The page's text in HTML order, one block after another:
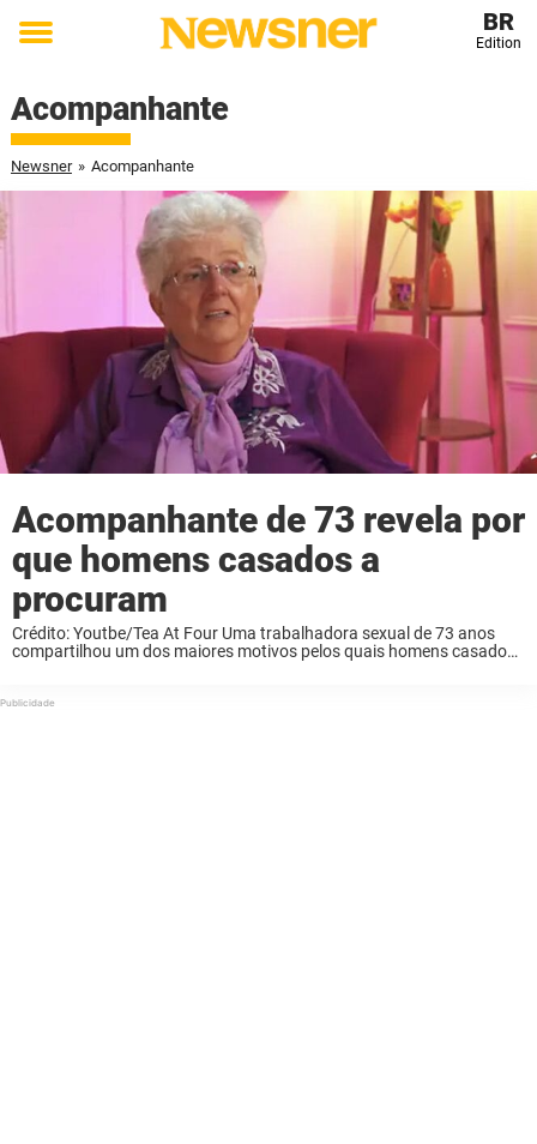
Toggle
BR
Edition
Acompanhante
Newsner » Acompanhante
Acompanhante de 73 revela por
que homens casados a
procuram
Crédito: Youtbe/Tea At Four Uma trabalhadora sexual de 73 anos
compartilhou um dos maiores motivos pelos quais homens casados